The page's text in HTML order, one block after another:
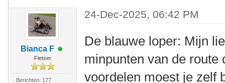
Bianca F
Fietser
Berichten: 177
24-Dec-2025, 06:42 PM
De blauwe loper: Mijn
minpunten van de route
voordelen moest je zelf